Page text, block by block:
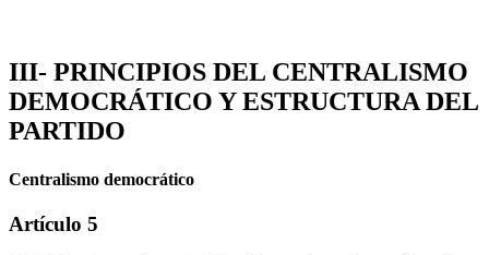
III- PRINCIPIOS DEL CENTRALISMO
DEMOCRÁTICO Y ESTRUCTURA DEL
PARTIDO
Centralismo democrático
Artículo 5